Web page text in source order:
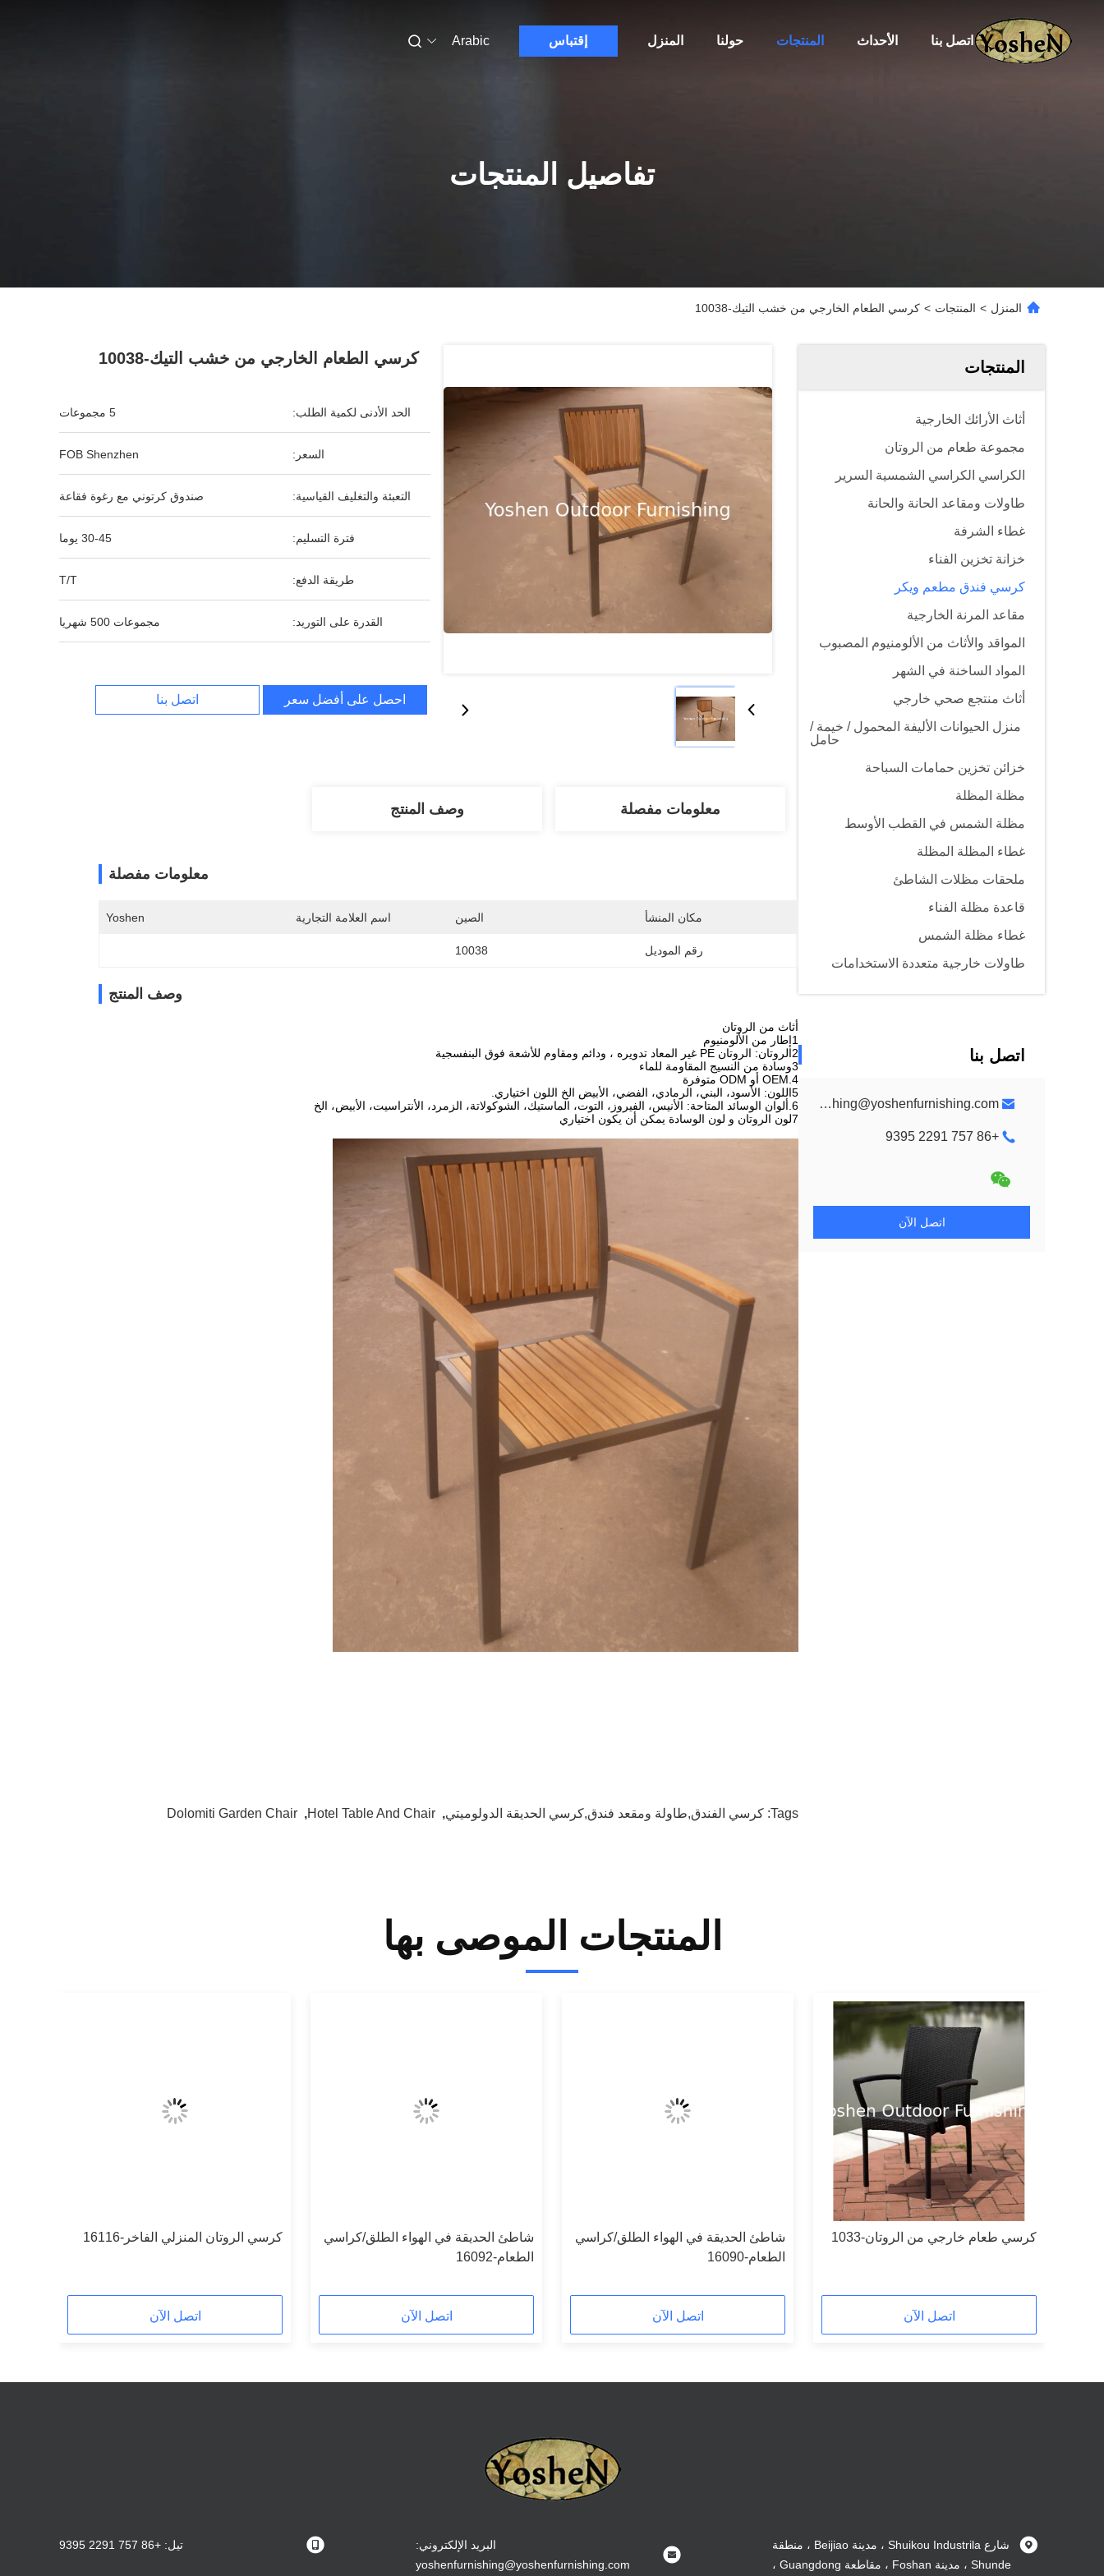
المنزل حولنا المنتجات الأحداث اتصل بنا إقتباس Arabic
تفاصيل المنتجات
المنزل > المنتجات > كرسي الطعام الخارجي من خشب التيك-10038
المنتجات
أثاث الأرائك الخارجية
مجموعة طعام من الروتان
الكراسي الكراسي الشمسية السرير
طاولات ومقاعد الحانة والحانة
غطاء الشرفة
خزانة تخزين الفناء
كرسي فندق مطعم ويكر
مقاعد المرنة الخارجية
المواقد والأثاث من الألومنيوم المصبوب
المواد الساخنة في الشهر
أثاث منتجع صحي خارجي
منزل الحيوانات الأليفة المحمول / خيمة /
حامل
خزائن تخزين حمامات السباحة
مظلة المظلة
مظلة الشمس في القطب الأوسط
غطاء المظلة المظلة
ملحقات مظلات الشاطئ
قاعدة مظلة الفناء
غطاء مظلة الشمس
طاولات خارجية متعددة الاستخدامات
اتصل بنا
yoshenfurnishing@yoshenfurnishing.com
+86 757 2291 9395
اتصل الآن
كرسي الطعام الخارجي من خشب التيك-10038
الحد الأدنى لكمية الطلب: 5 مجموعات
السعر: FOB Shenzhen
التعبئة والتغليف القياسية: صندوق كرتوني مع رغوة فقاعة
فترة التسليم: 30-45 يوما
طريقة الدفع: T/T
القدرة على التوريد: مجموعات 500 شهريا
احصل على أفضل سعر اتصل بنا
معلومات مفصلة وصف المنتج
معلومات مفصلة
مكان المنشأ الصين اسم العلامة التجارية Yoshen
رقم الموديل 10038
وصف المنتج
أثاث من الروتان
1إطار من الألومنيوم
2الروتان: الروتان PE غير المعاد تدويره ، ودائم ومقاوم للأشعة فوق البنفسجية
3وسادة من النسيج المقاومة للماء
4.OEM أو ODM متوفرة
5اللون: الأسود، البني، الرمادي، الفضي، الأبيض الخ اللون اختياري.
6.ألوان الوسائد المتاحة: الأنيس، الفيروز، التوت، الماستيك، الشوكولاتة، الزمرد، الأنتراسيت، الأبيض، الخ
7لون الروتان و لون الوسادة يمكن أن يكون اختياري
Tags: كرسي الفندق,طاولة ومقعد فندق,كرسي الحديقة الدولوميتي,
Hotel Table And Chair
,
Dolomiti Garden Chair
المنتجات الموصى بها
كرسي طعام خارجي من الروتان-1033
اتصل الآن
شاطئ الحديقة في الهواء الطلق/كراسي
الطعام-16090
اتصل الآن
شاطئ الحديقة في الهواء الطلق/كراسي
الطعام-16092
اتصل الآن
كرسي الروتان المنزلي الفاخر-16116
اتصل الآن
شارع Shuikou Industrila ، مدينة Beijiao ، منطقة
Shunde ، مدينة Foshan ، مقاطعة Guangdong ،
البريد الإلكتروني:
yoshenfurnishing@yoshenfurnishing.com
تيل: +86 757 2291 9395